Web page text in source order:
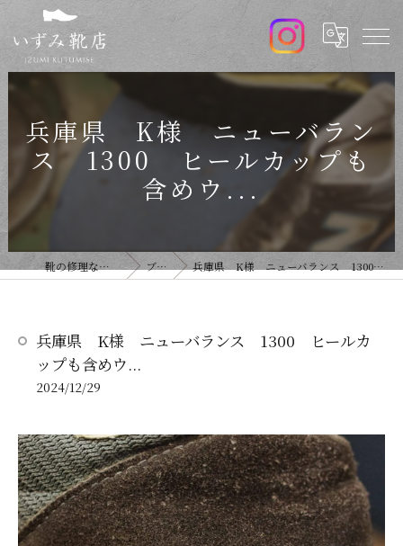
兵庫県 K様 ニューバラン
ス 1300 ヒールカップも
含めウ...
靴の修理ならいずみ靴店 ブログ 兵庫県 K様 ニューバランス 1300 ヒールカップも含めウ...
兵庫県 K様 ニューバランス 1300 ヒールカ
ップも含めウ...
2024/12/29